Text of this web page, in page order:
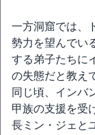
一方洞窟では、
勢力を望んでい
する弟子たちに
の失態だと教え
同じ頃、インバ
甲族の支援を受
長ミン・ジェと